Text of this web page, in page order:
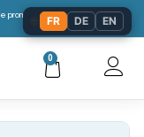
0
FR DE EN